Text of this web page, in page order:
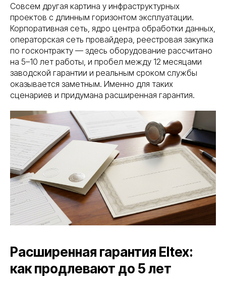
Совсем другая картина у инфраструктурных
проектов с длинным горизонтом эксплуатации.
Корпоративная сеть, ядро центра обработки данных,
операторская сеть провайдера, реестровая закупка
по госконтракту — здесь оборудование рассчитано
на 5–10 лет работы, и пробел между 12 месяцами
заводской гарантии и реальным сроком службы
оказывается заметным. Именно для таких
сценариев и придумана расширенная гарантия.
Расширенная гарантия Eltex:
как продлевают до 5 лет